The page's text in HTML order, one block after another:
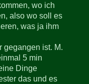
wo ich
also wo soll es
was ja ihm
gegangen ist. M.
5 min
Dinge
das und es